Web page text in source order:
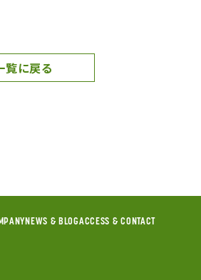
覧に戻る
NEWS & BLOGACCESS & CONTACT